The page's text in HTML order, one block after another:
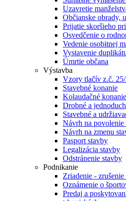
Uzavretie
Občianske obrady,
Prijatie skoršieho
Osvedčenie o
Vedenie osobitnej
Vystavenie
Úmrtie občana
Výstavba
Vzory tlačív z.č.
Stavebné konanie
Kolaudačné konanie
Drobné a
Stavebné a
Návrh na
Návrh na zmenu
Pasport stavby
Legalizácia stavby
Odstránenie stavby
Podnikanie
Zriadenie - zrušenie
Oznámenie o
Predaj a